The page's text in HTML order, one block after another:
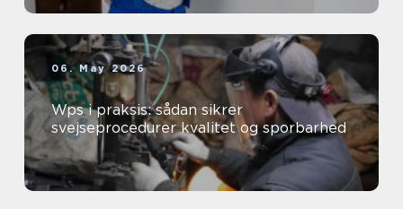
06. May 2026
Wps i praksis: sådan sikrer
svejseprocedurer kvalitet og sporbarhed